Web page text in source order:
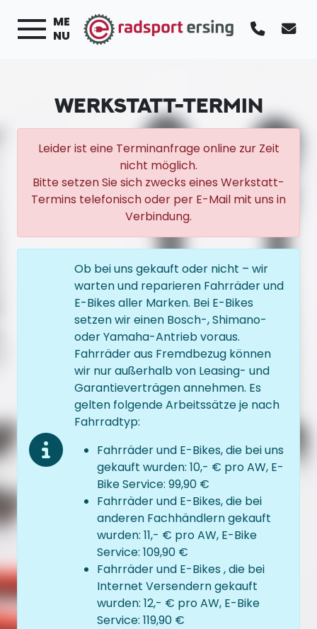
ME
NU
WERKSTATT-TERMIN
Leider ist eine Terminanfrage online zur Zeit
nicht möglich.
Bitte setzen Sie sich zwecks eines Werkstatt-
Termins telefonisch oder per E-Mail mit uns in
Verbindung.
Ob bei uns gekauft oder nicht – wir
warten und reparieren Fahrräder und
E-Bikes aller Marken. Bei E-Bikes
setzen wir einen Bosch-, Shimano-
oder Yamaha-Antrieb voraus.
Fahrräder aus Fremdbezug können
wir nur außerhalb von Leasing- und
Garantieverträgen annehmen. Es
gelten folgende Arbeitssätze je nach
Fahrradtyp:
Fahrräder und E-Bikes, die bei uns
gekauft wurden: 10,- € pro AW, E-
Bike Service: 99,90 €
Fahrräder und E-Bikes, die bei
anderen Fachhändlern gekauft
wurden: 11,- € pro AW, E-Bike
Service: 109,90 €
Fahrräder und E-Bikes , die bei
Internet Versendern gekauft
wurden: 12,- € pro AW, E-Bike
Service: 119,90 €